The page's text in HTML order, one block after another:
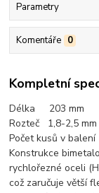
Parametry
Komentáře 0
Kompletní
Délka 203 mm
Rozteč 1,8-2,5 mm
Počet kusů v
Konstrukce
rychlořezné oceli
což zaručuje větší